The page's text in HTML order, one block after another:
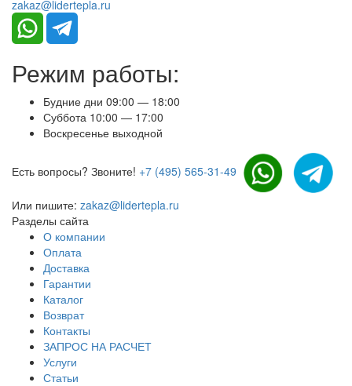
zakaz@lidertepla.ru
Режим работы:
Будние дни 09:00 — 18:00
Суббота 10:00 — 17:00
Воскресенье выходной
Есть вопросы? Звоните! +7 (495) 565-31-49
Или пишите: zakaz@lidertepla.ru
Разделы сайта
О компании
Оплата
Доставка
Гарантии
Каталог
Возврат
Контакты
ЗАПРОС НА РАСЧЕТ
Услуги
Статьи